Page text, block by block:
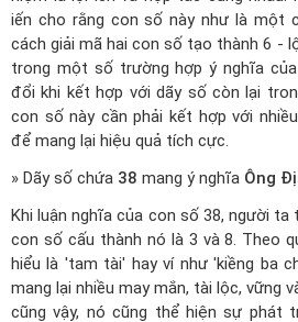
iến cho rằng con số này như là một
cách giải mã hai con số tạo thành 6 -
trong một số trường hợp ý nghĩa
đổi khi kết hợp với dãy số còn lại
con số này cần phải kết hợp với
để mang lại hiệu quả tích cực.
» Dãy số chứa 38 mang ý nghĩa Ông
Khi luận nghĩa của con số 38, người
con số cấu thành nó là 3 và 8. Theo
hiểu là 'tam tài' hay ví như 'kiềng ba
mang lại nhiều may mắn, tài lộc, vững
cũng vậy, nó cũng thể hiện sự phát